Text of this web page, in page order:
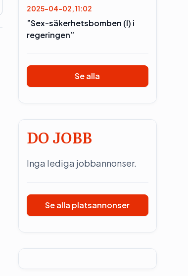
2025-04-02, 11:02
”Sex-säkerhetsbomben (l) i
regeringen”
Se alla
DO JOBB
Inga lediga jobbannonser.
Se alla platsannonser